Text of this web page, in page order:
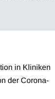
in Kliniken
der Corona-